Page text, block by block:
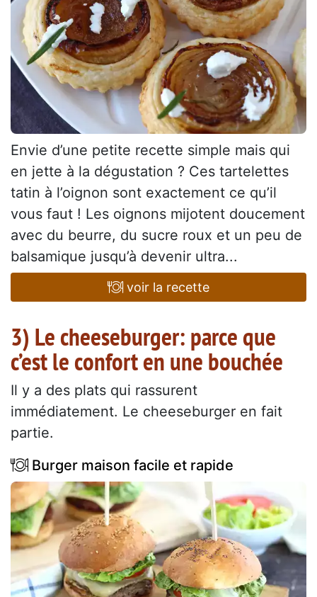
Envie d’une petite recette simple mais qui
en jette à la dégustation ? Ces tartelettes
tatin à l’oignon sont exactement ce qu’il
vous faut ! Les oignons mijotent doucement
avec du beurre, du sucre roux et un peu de
balsamique jusqu’à devenir ultra...
voir la recette
3) Le cheeseburger: parce que
c’est le confort en une bouchée
Il y a des plats qui rassurent
immédiatement. Le cheeseburger en fait
partie.
Burger maison facile et rapide